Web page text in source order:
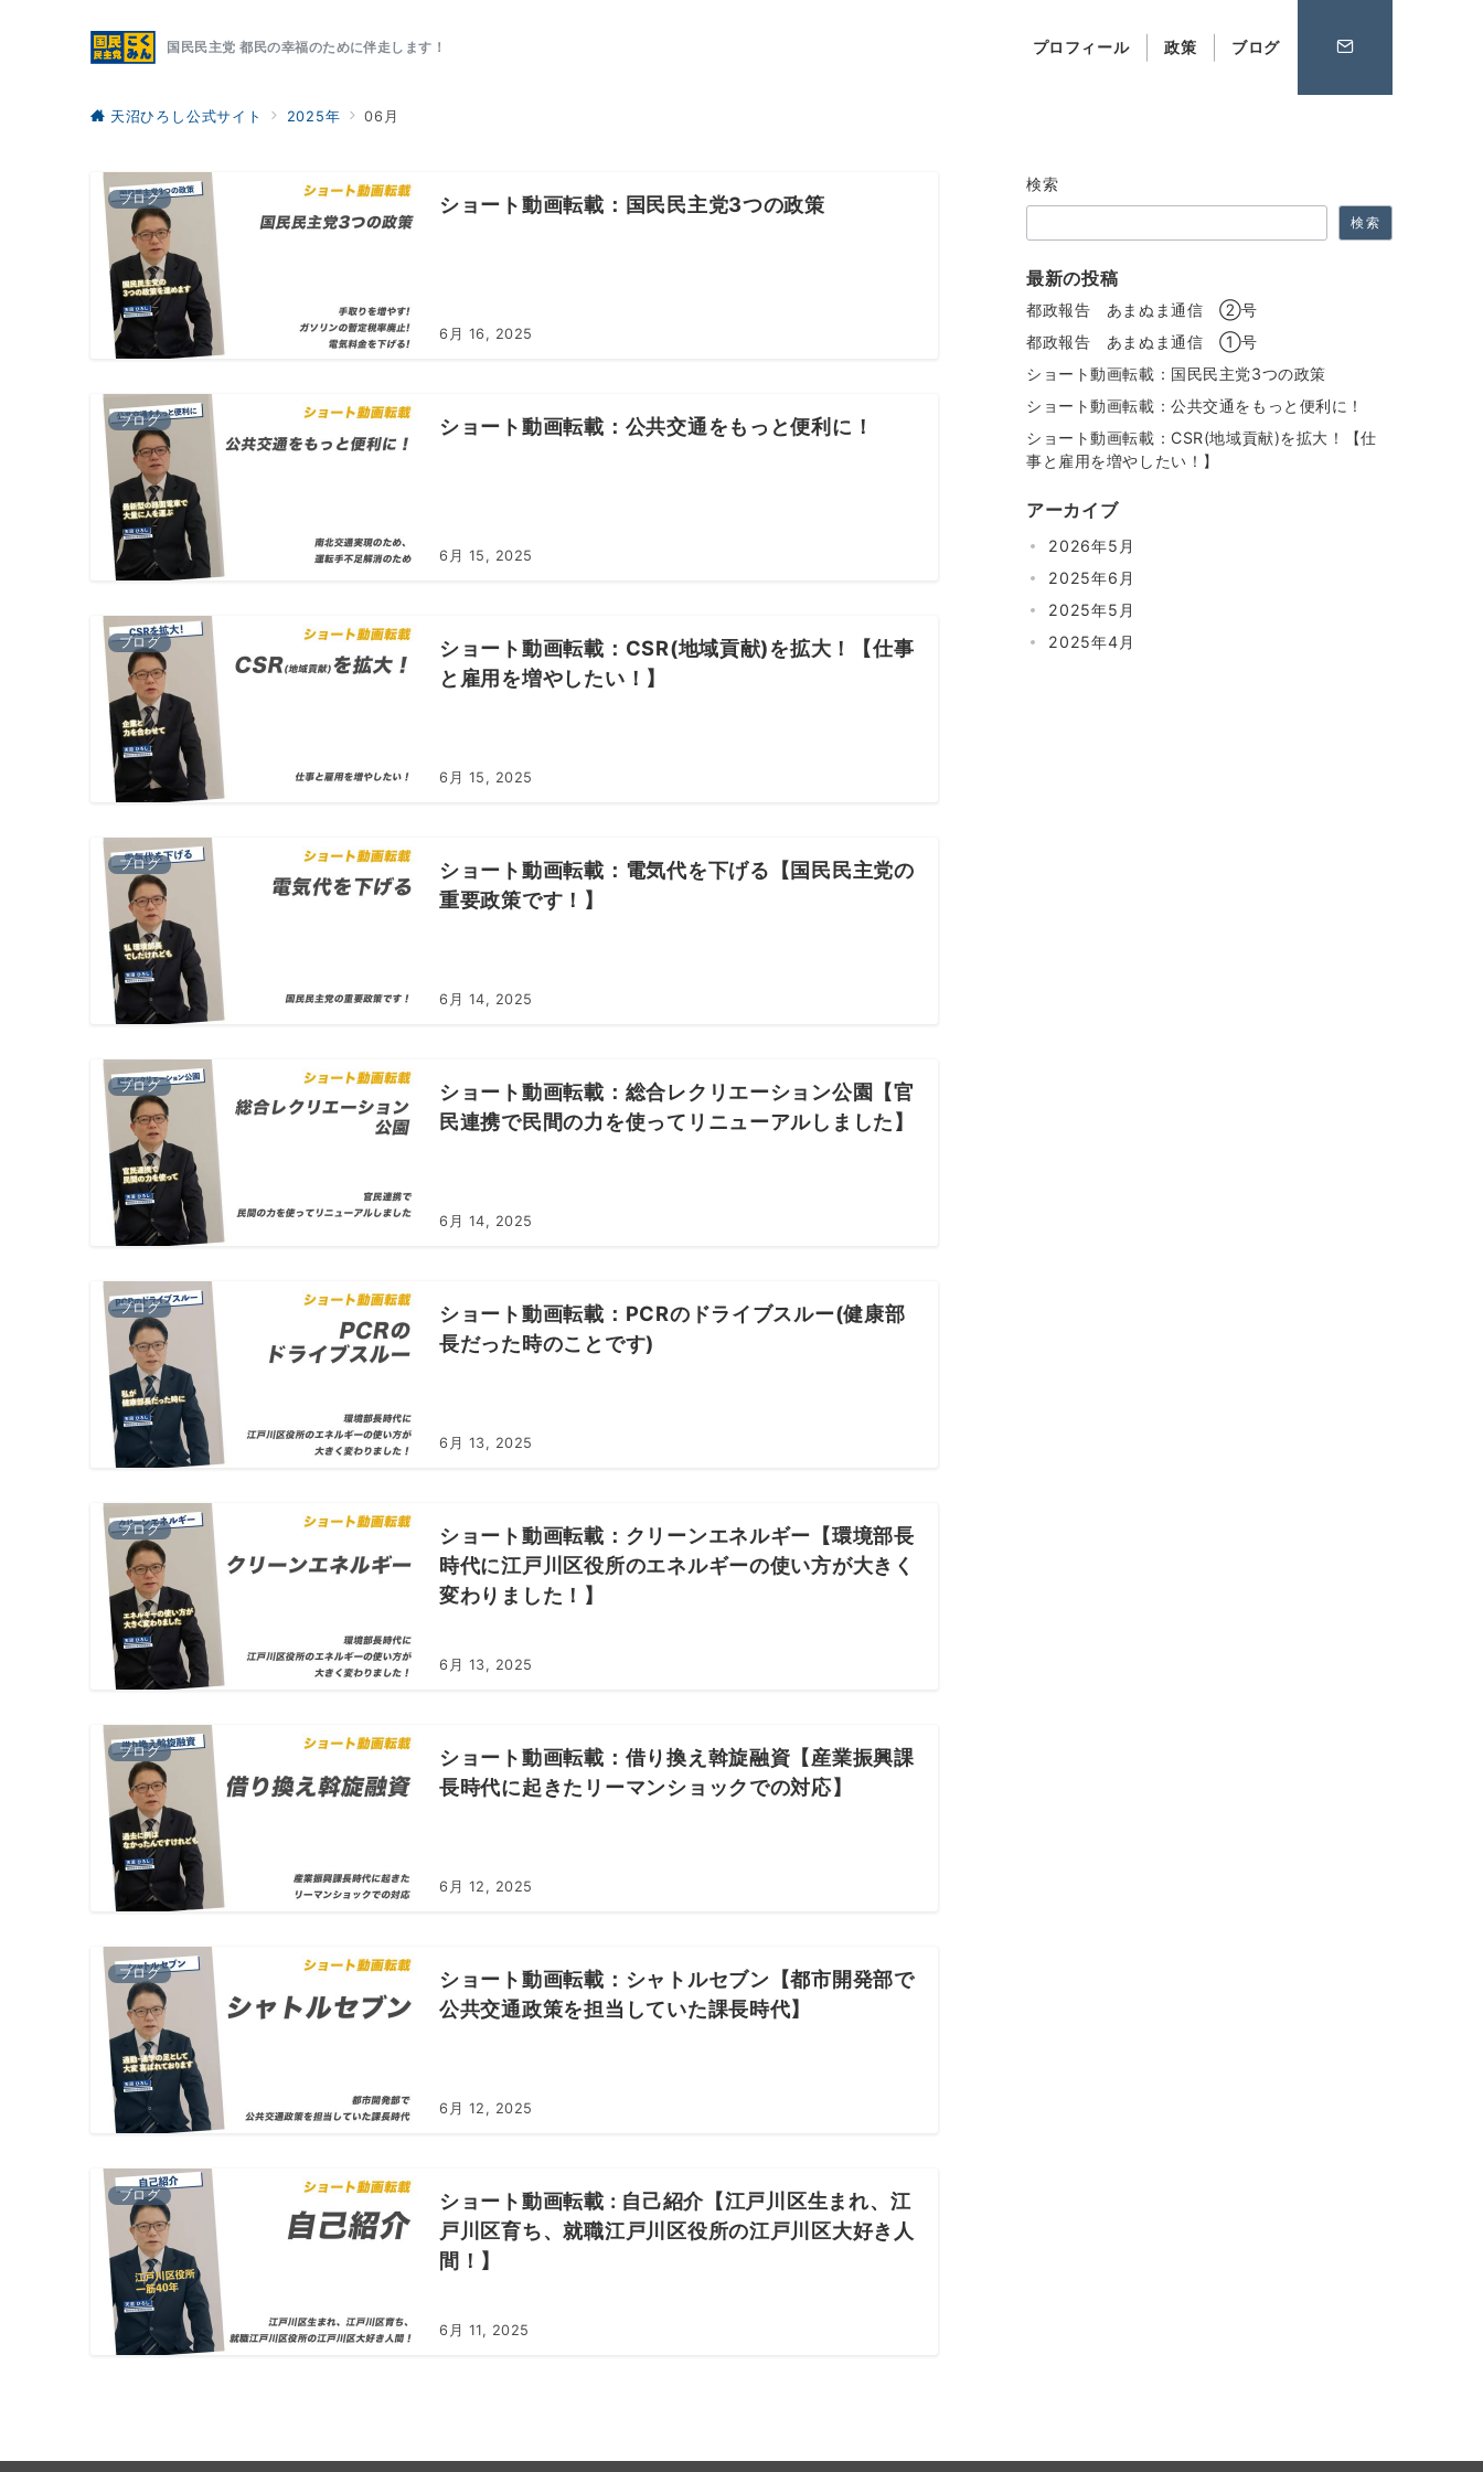
国民民主党 都民の幸福のために伴走します！ プロフィール 政策 ブログ
天沼ひろし公式サイト 2025年 06月
ブログ ショート動画転載：国民民主党3つの政策
6月 16, 2025
ブログ ショート動画転載：公共交通をもっと便利に！
6月 15, 2025
ブログ
ショート動画転載：CSR(地域貢献)を拡大！【仕事
と雇用を増やしたい！】
6月 15, 2025
ブログ
ショート動画転載：電気代を下げる【国民民主党の
重要政策です！】
6月 14, 2025
ブログ
ショート動画転載：総合レクリエーション公園【官
民連携で民間の力を使ってリニューアルしました】
6月 14, 2025
ブログ
ショート動画転載：PCRのドライブスルー(健康部
長だった時のことです)
6月 13, 2025
ブログ
ショート動画転載：クリーンエネルギー【環境部長
時代に江戸川区役所のエネルギーの使い方が大きく
変わりました！】
6月 13, 2025
ブログ
ショート動画転載：借り換え斡旋融資【産業振興課
長時代に起きたリーマンショックでの対応】
6月 12, 2025
ブログ
ショート動画転載：シャトルセブン【都市開発部で
公共交通政策を担当していた課長時代】
6月 12, 2025
ブログ
ショート動画転載 : 自己紹介【江戸川区生まれ、江
戸川区育ち、就職江戸川区役所の江戸川区大好き人
間！】
6月 11, 2025
検索
検索
最新の投稿
都政報告 あまぬま通信 ②号
都政報告 あまぬま通信 ①号
ショート動画転載：国民民主党3つの政策
ショート動画転載：公共交通をもっと便利に！
ショート動画転載：CSR(地域貢献)を拡大！【仕
事と雇用を増やしたい！】
アーカイブ
2026年5月
2025年6月
2025年5月
2025年4月